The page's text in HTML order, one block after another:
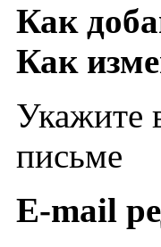
Как
Как
Укажите
письме
E-mail